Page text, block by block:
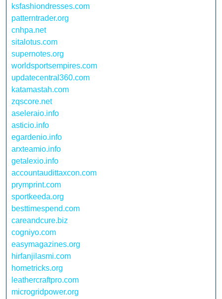
ksfashiondresses.com
patterntrader.org
cnhpa.net
sitalotus.com
supernotes.org
worldsportsempires.com
updatecentral360.com
katamastah.com
zqscore.net
aseleraio.info
asticio.info
egardenio.info
arxteamio.info
getalexio.info
accountaudittaxcon.com
prymprint.com
sportkeeda.org
besttimespend.com
careandcure.biz
cogniyo.com
easymagazines.org
hirfanjilasmi.com
hometricks.org
leathercraftpro.com
microgridpower.org